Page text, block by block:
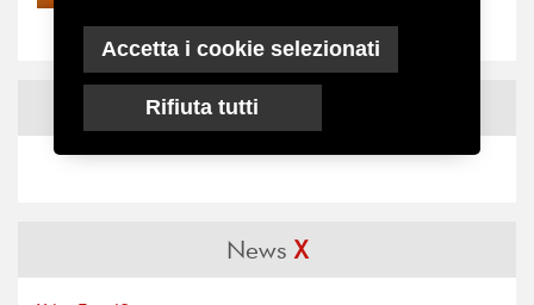
NewsFacebook
NewsX
Accetta i cookie selezionati
Rifiuta tutti